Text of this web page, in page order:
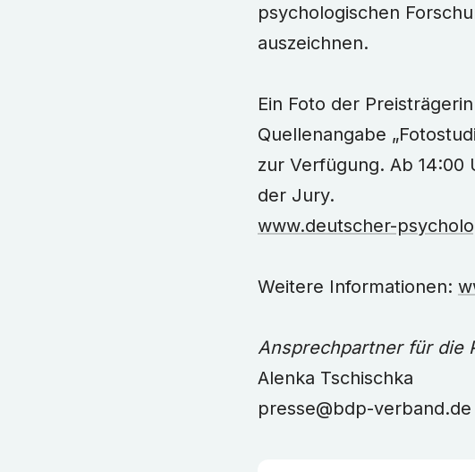
psychologischen
auszeichnen.
Ein Foto der
Quellenangabe
zur Verfügung. Ab 14:00
der Jury.
www.deutscher-
Weitere Informationen:
Ansprechpartner für die
Alenka Tschischka
presse@bdp-verband.de